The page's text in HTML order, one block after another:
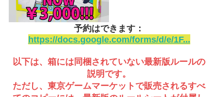
予約はできます：
https://docs.google.com/forms/d/e/1F...
以下は、箱には同梱されていない最新版ルールの
説明です。
ただし、東京ゲームマーケットで販売されるすべ